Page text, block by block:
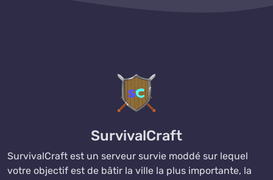
SurvivalCraft
SurvivalCraft est un serveur survie moddé sur lequel
votre objectif est de bâtir la ville la plus importante, la